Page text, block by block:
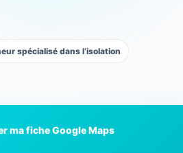
spécialisé dans l’isolation
ma fiche Google Maps